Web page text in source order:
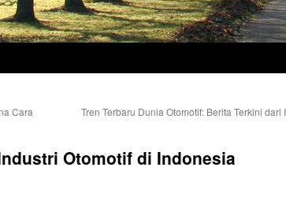
Cara
Tren Terbaru Dunia Otomotif: Berita Terkini dari
Otomotif di Indonesia